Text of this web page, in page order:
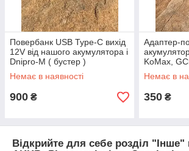
Повербанк USB Type-C вихід
12V від нашого акумулятора і
Dnipro-M ( бустер )
Немає в наявності
900 ₴
Адаптер-
KoMax,
інші)
Немає в
350 ₴
Відкрийте для себе розділ "Інше"